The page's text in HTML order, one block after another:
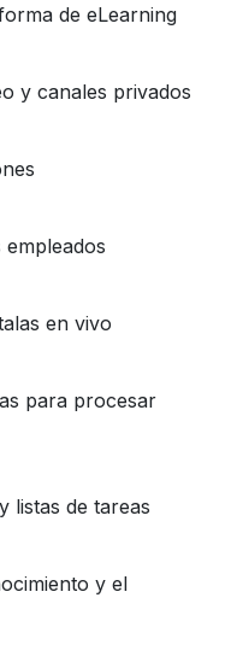
de eLearning
y canales privados
en vivo
para procesar
listas de tareas
y el